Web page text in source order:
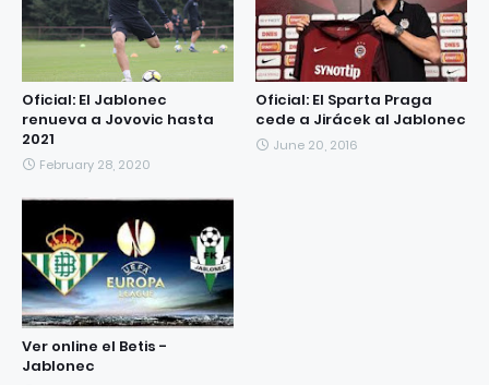
Oficial: El Jablonec
renueva a Jovovic hasta
2021
February 28, 2020
Oficial: El Sparta Praga
cede a Jirácek al Jablonec
June 20, 2016
Ver online el Betis -
Jablonec